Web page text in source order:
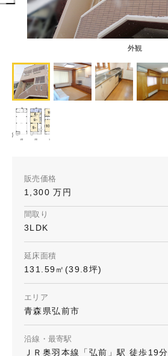
外観
販売価格
1,300 万円
間取り
3LDK
延床面積
131.59㎡(39.8坪)
エリア
青森県弘前市
沿線・最寄駅
ＪＲ奥羽本線「弘前」駅 徒歩19分